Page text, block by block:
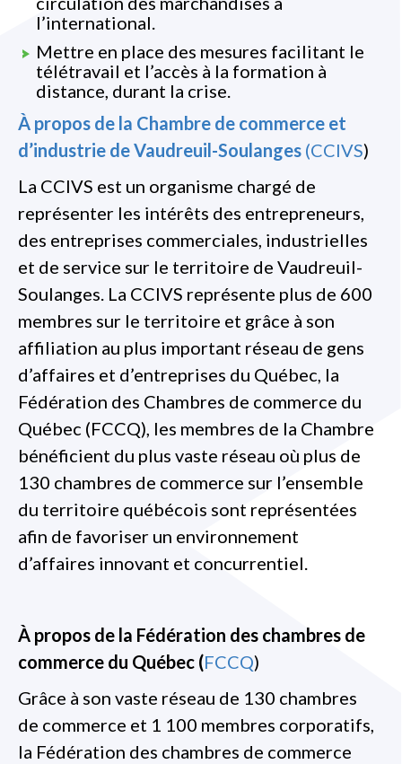
l’international.
Mettre en place des mesures facilitant le
télétravail et l’accès à la formation à
distance, durant la crise.
À propos de la Chambre de commerce et
d’industrie de Vaudreuil-Soulanges (CCIVS)
La CCIVS est un organisme chargé de
représenter les intérêts des entrepreneurs,
des entreprises commerciales, industrielles
et de service sur le territoire de Vaudreuil-
Soulanges. La CCIVS représente plus de 600
membres sur le territoire et grâce à son
affiliation au plus important réseau de gens
d’affaires et d’entreprises du Québec, la
Fédération des Chambres de commerce du
Québec (FCCQ), les membres de la Chambre
bénéficient du plus vaste réseau où plus de
130 chambres de commerce sur l’ensemble
du territoire québécois sont représentées
afin de favoriser un environnement
d’affaires innovant et concurrentiel.
À propos de la Fédération des chambres de
commerce du Québec (FCCQ)
Grâce à son vaste réseau de 130 chambres
de commerce et 1 100 membres corporatifs,
la Fédération des chambres de commerce